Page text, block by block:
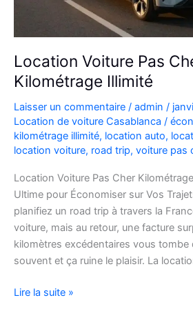
Location Voiture Pas
Kilométrage Illimité
Laisser un commentaire / admin /
Location de voiture Casablanca /
kilométrage illimité, location auto,
location voiture, road trip, voiture pas
Location Voiture Pas Cher
Ultime pour Économiser sur Vos
planifiez un road trip à travers la
voiture, mais au retour, une facture
kilomètres excédentaires vous tombe
souvent et ça ruine le plaisir. La
Location
Lire la suite »